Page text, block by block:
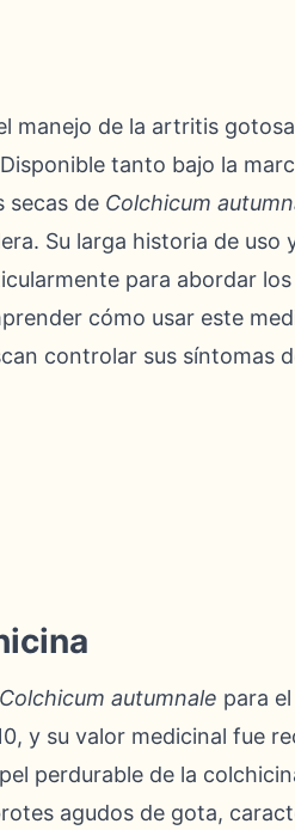
manejo de la artritis
tanto bajo la
secas de Colchicum
Su larga historia de uso
para abordar
cómo usar este
controlar sus síntomas
Colchicum autumnale para
y su valor medicinal fue
perdurable de la
agudos de gota,